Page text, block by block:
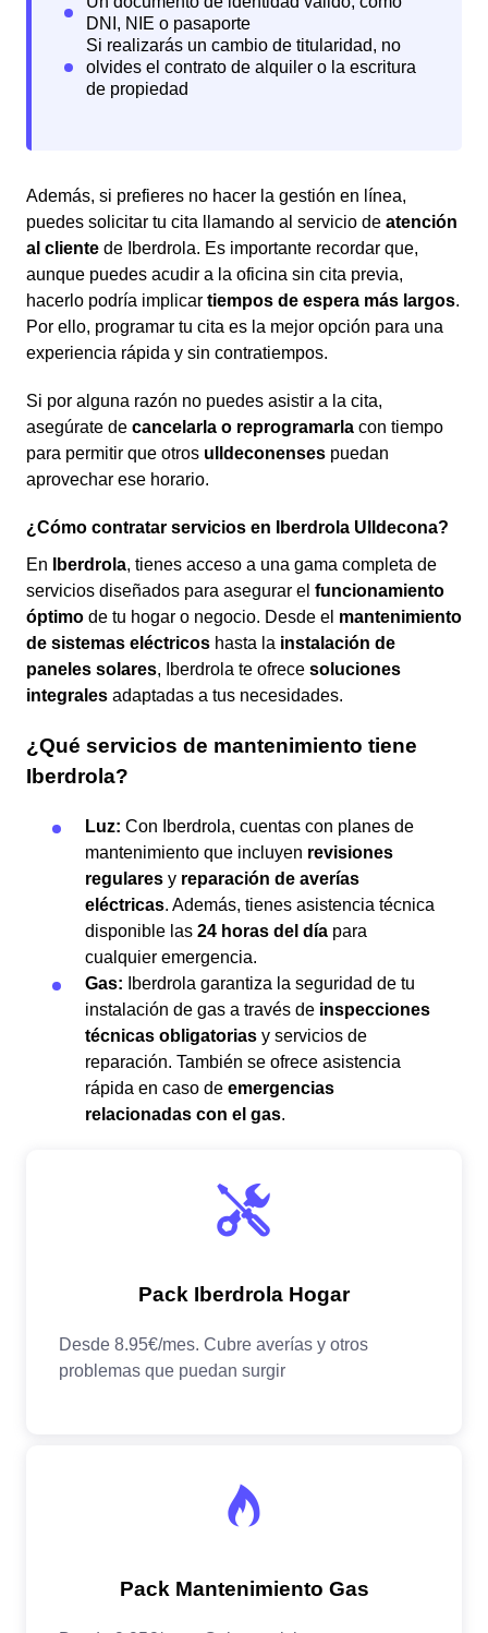
Además, si prefieres no hacer la gestión en línea,
puedes solicitar tu cita llamando al servicio de atención
al cliente de Iberdrola. Es importante recordar que,
aunque puedes acudir a la oficina sin cita previa,
hacerlo podría implicar tiempos de espera más largos.
Por ello, programar tu cita es la mejor opción para una
experiencia rápida y sin contratiempos.
Si por alguna razón no puedes asistir a la cita,
asegúrate de cancelarla o reprogramarla con tiempo
para permitir que otros ulldeconenses puedan
aprovechar ese horario.
¿Cómo contratar servicios en Iberdrola Ulldecona?
En
Iberdrola, tienes acceso a una gama completa de
servicios diseñados para asegurar el funcionamiento
óptimo de tu hogar o negocio. Desde el mantenimiento
de sistemas eléctricos hasta la instalación de
paneles solares, Iberdrola te ofrece soluciones
integrales adaptadas a tus necesidades.
¿Qué servicios de mantenimiento tiene
Iberdrola?
Luz: Con Iberdrola, cuentas con planes de
mantenimiento que incluyen revisiones
regulares y reparación de averías
eléctricas. Además, tienes asistencia técnica
disponible las 24 horas del día para
cualquier emergencia.
Gas: Iberdrola garantiza la seguridad de tu
instalación de gas a través de inspecciones
técnicas obligatorias y servicios de
reparación. También se ofrece asistencia
rápida en caso de emergencias
relacionadas con el gas.